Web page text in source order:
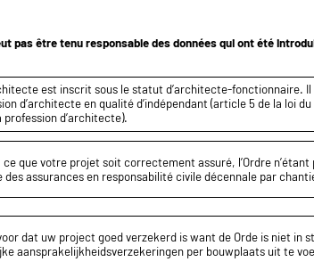
pas être tenu responsable des données qui ont été
est inscrit sous le statut d’architecte-fonctionnaire. Il
d’architecte en qualité d’indépendant (article 5 de la loi
profession d’architecte).
ce que votre projet soit correctement assuré, l’Ordre n’étant
des assurances en responsabilité civile décennale par
dat uw project goed verzekerd is want de Orde is niet in
aansprakelijkheidsverzekeringen per bouwplaats uit te